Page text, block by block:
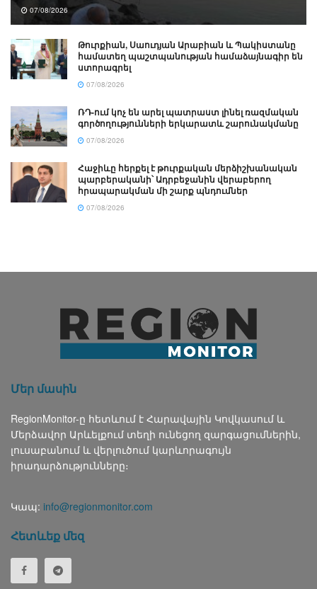
07/08/2026
Թուրքիան, Սաուդյան Արաբիան և Պակիստանը
համատեղ պաշտպանության համաձայնագիր են
ստորագրել
07/08/2026
ՌԴ-ում կոչ են արել պատրաստ լինել ռազմական
գործողությունների երկարատև շարունակմանը
07/08/2026
Հաջիևը հերքել է թուրքական մերձիշխանական
պարբերականի՝ Ադրբեջանին վերաբերող
հրապարակման մի շարք պնդումներ
07/08/2026
Մեր մասին
RegionMonitor-ը հետևում է Հարավային Կովկասում և
Մերձավոր Արևելքում տեղի ունեցող զարգացումներին,
լուսաբանում և վերլուծում կարևորագույն
իրադարձությունները։
Կապ: info@regionmonitor.com
Հետևեք մեզ